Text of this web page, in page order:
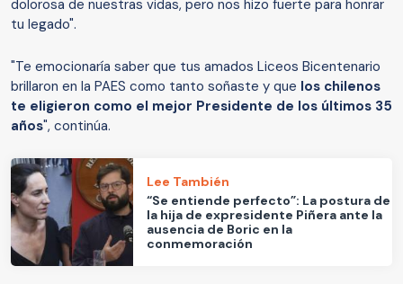
dolorosa de nuestras vidas, pero nos hizo fuerte para honrar
tu legado".
"Te emocionaría saber que tus amados Liceos Bicentenario
brillaron en la PAES como tanto soñaste y que los chilenos
te eligieron como el mejor Presidente de los últimos 35
años", continúa.
Lee También
“Se entiende perfecto”: La postura de
la hija de expresidente Piñera ante la
ausencia de Boric en la
conmemoración